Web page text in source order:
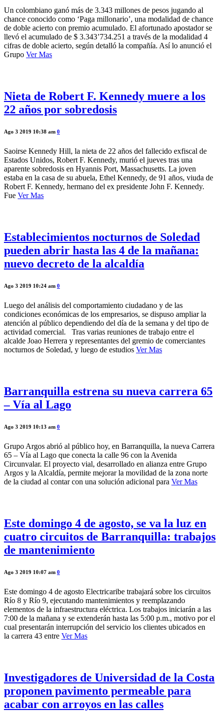
Un colombiano ganó más de 3.343 millones de pesos jugando al
chance conocido como ‘Paga millonario’, una modalidad de chance
de doble acierto con premio acumulado. El afortunado apostador se
llevó el acumulado de $ 3.343’734.251 a través de la modalidad 4
cifras de doble acierto, según detalló la compañía. Así lo anunció el
Grupo Ver Mas
Nieta de Robert F. Kennedy muere a los
22 años por sobredosis
Ago 3 2019 10:38 am 0
Saoirse Kennedy Hill, la nieta de 22 años del fallecido exfiscal de
Estados Unidos, Robert F. Kennedy, murió el jueves tras una
aparente sobredosis en Hyannis Port, Massachusetts. La joven
estaba en la casa de su abuela, Ethel Kennedy, de 91 años, viuda de
Robert F. Kennedy, hermano del ex presidente John F. Kennedy.
Fue Ver Mas
Establecimientos nocturnos de Soledad
pueden abrir hasta las 4 de la mañana:
nuevo decreto de la alcaldía
Ago 3 2019 10:24 am 0
Luego del análisis del comportamiento ciudadano y de las
condiciones económicas de los empresarios, se dispuso ampliar la
atención al público dependiendo del día de la semana y del tipo de
actividad comercial. Tras varias reuniones de trabajo entre el
alcalde Joao Herrera y representantes del gremio de comerciantes
nocturnos de Soledad, y luego de estudios Ver Mas
Barranquilla estrena su nueva carrera 65
– Vía al Lago
Ago 3 2019 10:13 am 0
Grupo Argos abrió al público hoy, en Barranquilla, la nueva Carrera
65 – Vía al Lago que conecta la calle 96 con la Avenida
Circunvalar. El proyecto vial, desarrollado en alianza entre Grupo
Argos y la Alcaldía, permite mejorar la movilidad de la zona norte
de la ciudad al contar con una solución adicional para Ver Mas
Este domingo 4 de agosto, se va la luz en
cuatro circuitos de Barranquilla: trabajos
de mantenimiento
Ago 3 2019 10:07 am 0
Este domingo 4 de agosto Electricaribe trabajará sobre los circuitos
Río 8 y Río 9, ejecutando mantenimientos y reemplazando
elementos de la infraestructura eléctrica. Los trabajos iniciarán a las
7:00 de la mañana y se extenderán hasta las 5:00 p.m., motivo por el
cual presentarán interrupción del servicio los clientes ubicados en
la carrera 43 entre Ver Mas
Investigadores de Universidad de la Costa
proponen pavimento permeable para
acabar con arroyos en las calles